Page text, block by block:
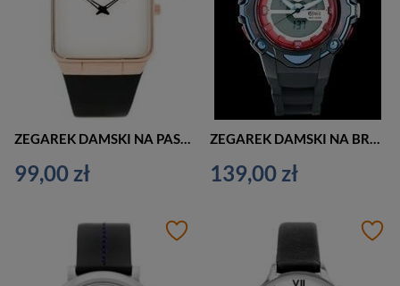
99,00 zł 139,00 zł